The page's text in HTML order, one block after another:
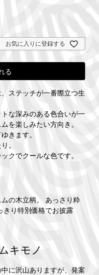
お気に入りに登録する
る
ステッチが一番際立つ生
な深みのある色合いが一
を楽しみたい方向き。
きます。
。
クでクールな色です。
の木立柄。 あっさり粋
きり特別価格でお披露
キモノ
に沢山ありますが、発案